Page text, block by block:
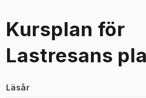
Kursplan för
Lastresans
Läsår